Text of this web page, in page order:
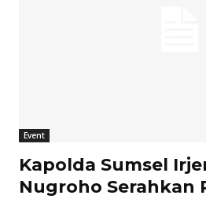
Event
Kapolda Sumsel
Nugroho Serahkan